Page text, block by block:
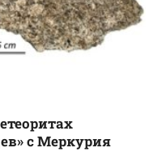
с Меркурия